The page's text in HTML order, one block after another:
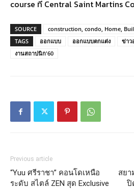
course ที่ Central Saint Martins
SOURCE
construction, condo, Home,
TAGS
ออกแบบ ออกแบบตกแต่ง ข่าว
งานสถาปนิก'60
Previous article
“Yuu ศรีราชา” คอนโดเหนือ
ระดับ สไตล์ ZEN สุด Exclusive
สยา
ปิ